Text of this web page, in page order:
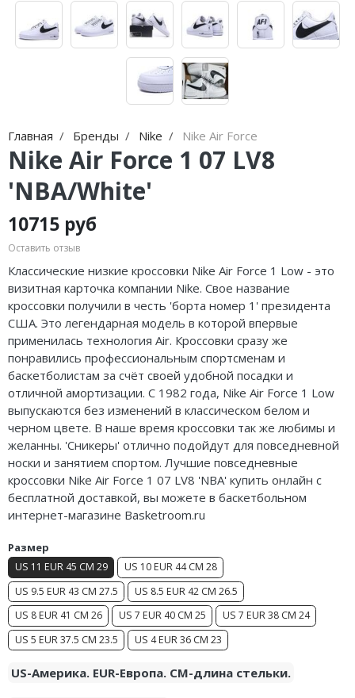
Главная Бренды Nike Nike Air Force
Nike Air Force 1 07 LV8
'NBA/White'
10715 руб
Оставить отзыв
Классические низкие кроссовки Nike Air Force 1 Low - это
визитная карточка компании Nike. Свое название
кроссовки получили в честь 'борта номер 1' президента
США. Это легендарная модель в которой впервые
применилась технология Air. Кроссовки сразу же
понравились профессиональным спортсменам и
баскетболистам за счёт своей удобной посадки и
отличной амортизации. С 1982 года, Nike Air Force 1 Low
выпускаются без изменений в классическом белом и
черном цвете. В наше время кроссовки так же любимы и
желанны. 'Сникеры' отлично подойдут для повседневной
носки и занятием спортом. Лучшие повседневные
кроссовки Nike Air Force 1 07 LV8 'NBA' купить онлайн с
бесплатной доставкой, вы можете в баскетбольном
интернет-магазине Basketroom.ru
Размер
US 11 EUR 45 CM 29
US 10 EUR 44 CM 28
US 9.5 EUR 43 CM 27.5
US 8.5 EUR 42 CM 26.5
US 8 EUR 41 CM 26
US 7 EUR 40 CM 25
US 7 EUR 38 CM 24
US 5 EUR 37.5 CM 23.5
US 4 EUR 36 CM 23
US-Америка. EUR-Европа. CM-длина стельки.
Jordan Tatum
Air Jordan 39
Air Jordan 38
Air Jordan 37
Air Jordan 36
Air Jordan 1
Air Jordan 3
Air Jordan 4
Air Jordan 5
Air Jordan 6
Air Jordan 7
Air Jordan 10
Air Jordan 11
Air Jordan 13
Air Jordan 14
Air Jordan 15
Air Jordan 23
adidas Samba
adidas Adistar
adidas adiFOM
adidas Adizero
adidas Harden
adidas Dame
adidas AE
Adidas Yeezy Boost 350 V2